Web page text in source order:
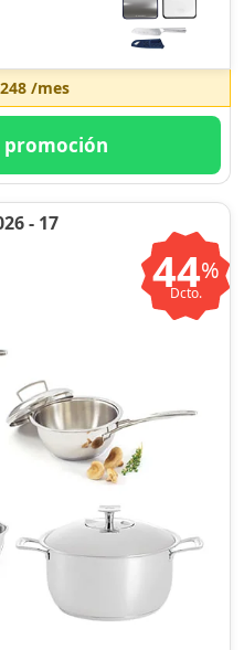
/mes
promoción
- 17
44%
Dcto.